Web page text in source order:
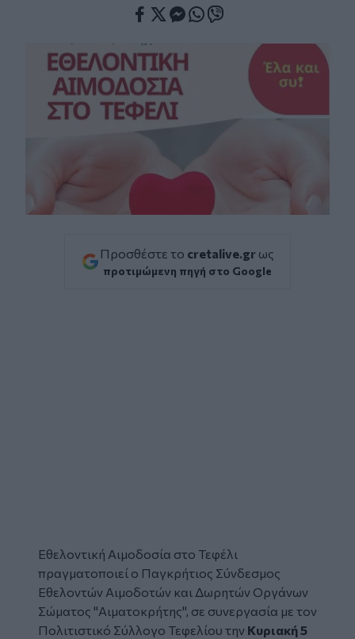
Προσθέστε το cretalive.gr ως
προτιμώμενη πηγή στο Google
Εθελοντική Αιμοδοσία στο Τεφέλι
πραγματοποιεί ο Παγκρήτιος Σύνδεσμος
Εθελοντών Αιμοδοτών και Δωρητών Οργάνων
Σώματος "Αιματοκρήτης", σε συνεργασία με τον
Πολιτιστικό Σύλλογο Τεφελίου την Κυριακή 5